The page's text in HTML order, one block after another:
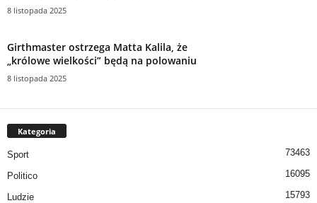
8 listopada 2025
Girthmaster ostrzega Matta Kalila, że ​​
„królowe wielkości” będą na polowaniu
8 listopada 2025
Kategoria
Sport 73463
Politico 16095
Ludzie 15793